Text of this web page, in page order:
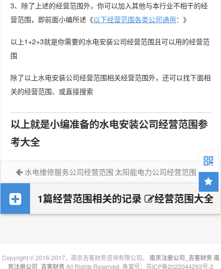
3、除了上述的经营范围外，你可以加入其他与本行业不相干的经
营范围，即前面小编所述《以下经营范围各类公司通用：》
以上1+2+3就是你需要的水电安装公司经营范围且可以用的经营范
围
除了以上水电安装公司经营范围相关经营范围外，还可以找下面相
关的经营范围、或直接搜索
以上就是小编准备的水电安装公司经营范围参
考大全
水电维修服务公司经营范围 太阳能电力公司经营范围
1篇经营范围相关的记录 经营范围大全
Copyright © 2016-2017，南京吉客财务咨询有限公司。 南京注册公司_吉客财务南
京注册公司_吉客财务All Rights Reserved. 备案号： 苏ICP备2022044293号-2